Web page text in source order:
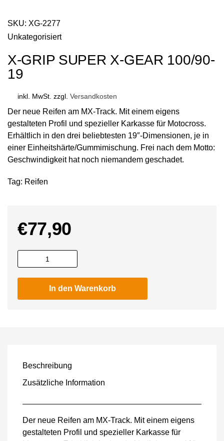
SKU: XG-2277
Unkategorisiert
X-GRIP SUPER X-GEAR 100/90-
19
inkl. MwSt. zzgl. Versandkosten
Der neue Reifen am MX-Track. Mit einem eigens
gestalteten Profil und spezieller Karkasse für Motocross.
Erhältlich in den drei beliebtesten 19″-Dimensionen, je in
einer Einheitshärte/Gummimischung. Frei nach dem Motto:
Geschwindigkeit hat noch niemandem geschadet.
Tag: Reifen
€77,90
SUPER
GEAR
In den Warenkorb
Beschreibung
Zusätzliche Information
Der neue Reifen am MX-Track. Mit einem eigens
gestalteten Profil und spezieller Karkasse für